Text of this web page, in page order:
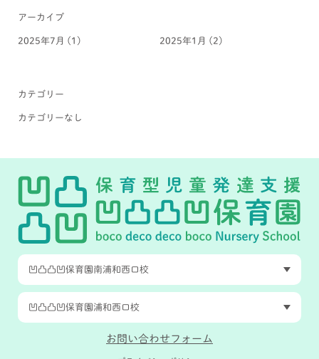
アーカイブ
2025年7月 (1) 2025年1月 (2)
カテゴリー
カテゴリーなし
凹凸凸凹保育園南浦和西口校
凹凸凸凹保育園浦和西口校
お問い合わせフォーム